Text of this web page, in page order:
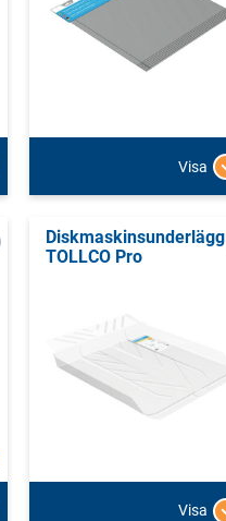
Visa
Diskmaskinsunderlägg
TOLLCO Pro
Visa